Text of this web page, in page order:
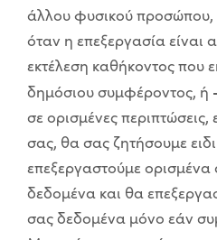
άλλου φυσικού προσώπου,
όταν η επεξεργασία είναι
εκτέλεση καθήκοντος που
δημόσιου συμφέροντος, ή
σε ορισμένες
σας, θα σας ζητήσουμε
επεξεργαστούμε
δεδομένα και θα
σας δεδομένα μόνο εάν